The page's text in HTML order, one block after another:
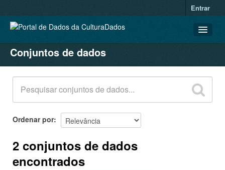
Entrar
CONJUNTOS DE DADOS
ORGANIZAÇÕES
GRUPOS
SOBRE
Conjuntos de dados
Ordenar por
2 conjuntos de dados
encontrados